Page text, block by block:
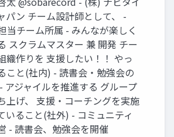
パン チーム設計師として、 -
当チーム所属 - みんなが楽しく
スクラムマスター 兼 開発 チー
織作りを 支援したい！！ やっ
こと(社内) - 読書会・勉強会の
アジャイルを推進する グループ
上げ、 支援・コーチングを実施
いること(社外) - コミュニティ
- 読書会、勉強会を開催